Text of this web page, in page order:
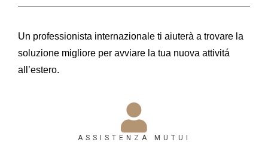
Un professionista internazionale ti aiuterà a trovare la
soluzione migliore per avviare la tua nuova attivitá
all’estero.
ASSISTENZA MUTUI